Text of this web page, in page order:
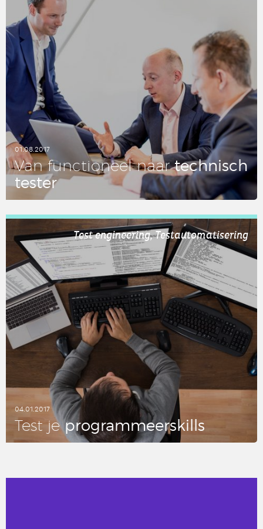
01.08.2017
Van func­ti­o­neel naartech­nisch
tester
LEES DIT ARTIKEL
Test engineering, Testautomatisering
04.01.2017
Test jepro­gram­meers­kills